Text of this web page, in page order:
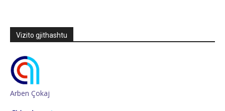
Vizito gjithashtu
Arben Çokaj